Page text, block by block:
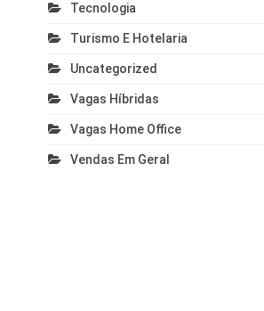
Tecnologia
Turismo E Hotelaria
Uncategorized
Vagas Híbridas
Vagas Home Office
Vendas Em Geral